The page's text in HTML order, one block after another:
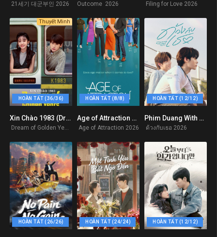
21세기 대군부인 2026 Outcome 2026 Filing for Love 2026
HOÀN TẤT (36/36)
9
Thuyết Minh
Xin Chào 1983 (Dream of Golden Years)
Dream of Golden Years 2026
HOÀN TẤT (8/8)
9
Age of Attraction – 2026
Age of Attraction 2026
HOÀN TẤT (12/12)
0
Phim Duang With You: Tình Yêu Bọ Xít
ด้วงกับเธอ 2026
HOÀN TẤT (26/26) HOÀN TẤT (24/24) HOÀN TẤT (12/12)